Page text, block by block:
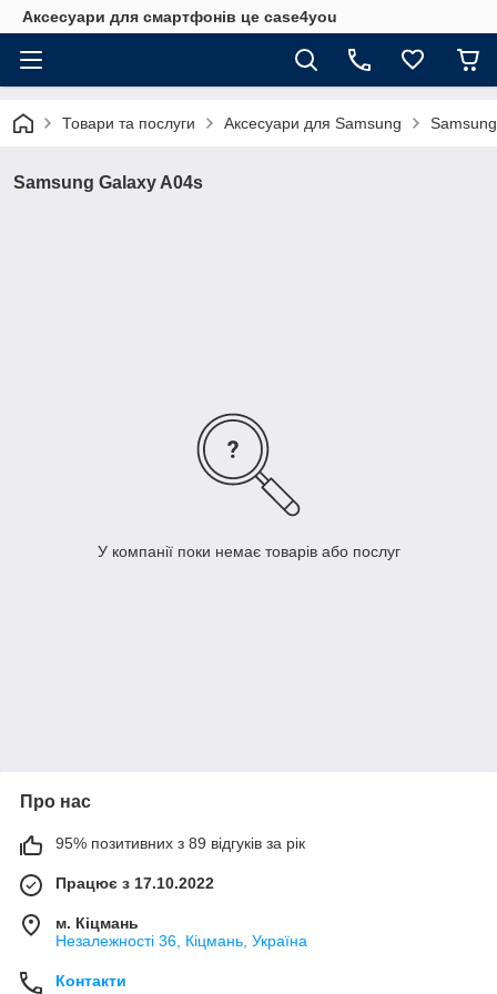
Аксесуари для смартфонів це case4you
Товари та послуги Аксесуари для Samsung
Samsung Galaxy A04s
У компанії поки немає товарів або послуг
Про нас
95% позитивних з 89 відгуків за рік
Працює з 17.10.2022
м. Кіцмань
Незалежності 36, Кіцмань, Україна
Контакти